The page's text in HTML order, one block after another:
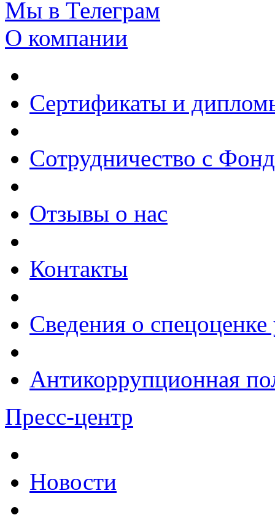
Мы в Телеграм
О компании
Сертификаты и
Сотрудничество с
Отзывы о нас
Контакты
Сведения о
Антикоррупционная
Пресс-центр
Новости